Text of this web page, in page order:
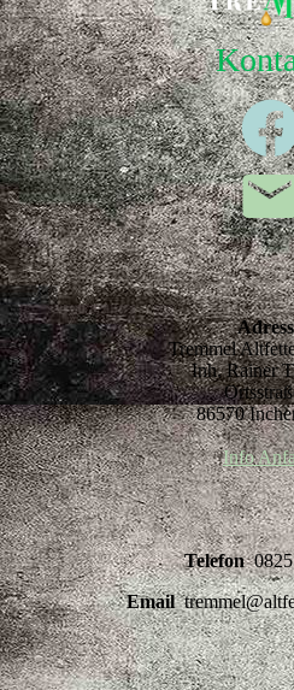
Tremmel
Inh. Rainer
86570
Info
Telefon
Email